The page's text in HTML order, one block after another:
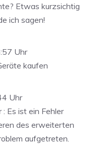
Etwas kurzsichtig
ich sagen!
Uhr
kaufen
Uhr
: Es ist ein Fehler
des erweiterten
aufgetreten.